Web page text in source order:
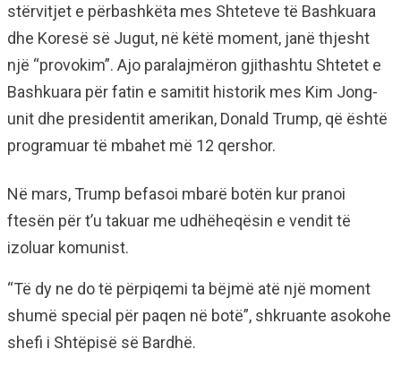
stërvitjet e përbashkëta mes Shteteve të Bashkuara
dhe Koresë së Jugut, në këtë moment, janë thjesht
një “provokim”. Ajo paralajmëron gjithashtu Shtetet e
Bashkuara për fatin e samitit historik mes Kim Jong-
unit dhe presidentit amerikan, Donald Trump, që është
programuar të mbahet më 12 qershor.
Në mars, Trump befasoi mbarë botën kur pranoi
ftesën për t’u takuar me udhëheqësin e vendit të
izoluar komunist.
“Të dy ne do të përpiqemi ta bëjmë atë një moment
shumë special për paqen në botë”, shkruante asokohe
shefi i Shtëpisë së Bardhë.